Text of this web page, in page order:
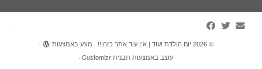
·
© 2026 יום הולדת ועוד | אין עוד אתר כזה!!! · מונע באמצעות
·
עוצב באמצעות תבנית Customizr ·